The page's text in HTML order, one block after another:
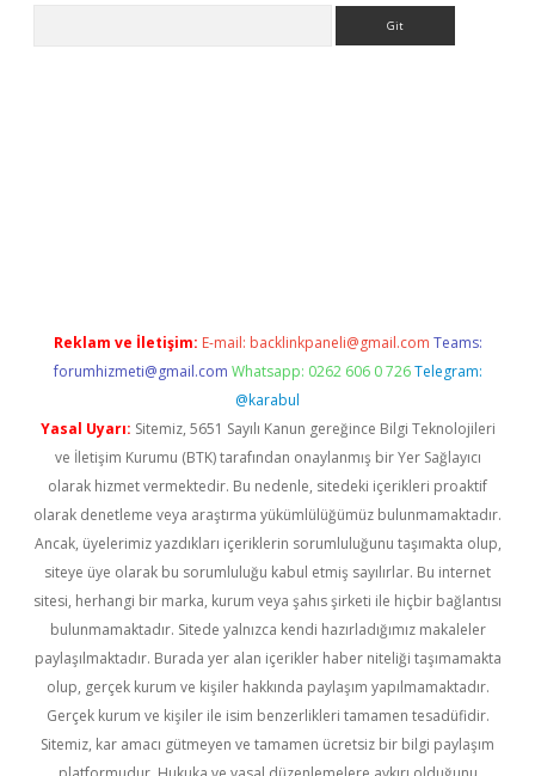
Reklam ve İletişim: E-mail: backlinkpaneli@gmail.com Teams:
forumhizmeti@gmail.com Whatsapp: 0262 606 0 726 Telegram:
@karabul
Yasal Uyarı: Sitemiz, 5651 Sayılı Kanun gereğince Bilgi Teknolojileri
ve İletişim Kurumu (BTK) tarafından onaylanmış bir Yer Sağlayıcı
olarak hizmet vermektedir. Bu nedenle, sitedeki içerikleri proaktif
olarak denetleme veya araştırma yükümlülüğümüz bulunmamaktadır.
Ancak, üyelerimiz yazdıkları içeriklerin sorumluluğunu taşımakta olup,
siteye üye olarak bu sorumluluğu kabul etmiş sayılırlar. Bu internet
sitesi, herhangi bir marka, kurum veya şahıs şirketi ile hiçbir bağlantısı
bulunmamaktadır. Sitede yalnızca kendi hazırladığımız makaleler
paylaşılmaktadır. Burada yer alan içerikler haber niteliği taşımamakta
olup, gerçek kurum ve kişiler hakkında paylaşım yapılmamaktadır.
Gerçek kurum ve kişiler ile isim benzerlikleri tamamen tesadüfidir.
Sitemiz, kar amacı gütmeyen ve tamamen ücretsiz bir bilgi paylaşım